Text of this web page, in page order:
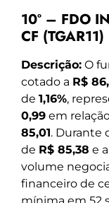
10º – FDO
CF
Descrição: O
cotado a R$
de 1,16%,
0,99 em
85,01. Durante
de R$ 85,38 e
volume
financeiro de